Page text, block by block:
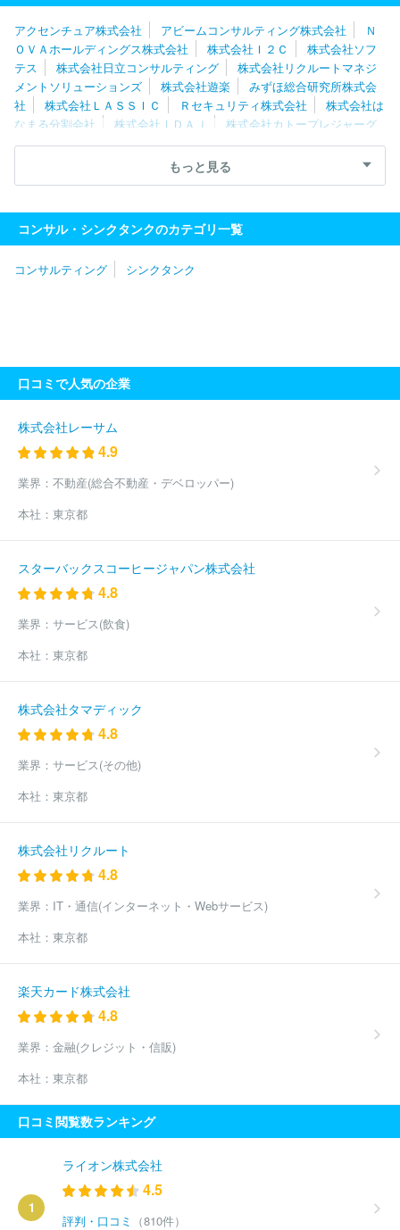
アクセンチュア株式会社 アビームコンサルティング株式会社
Ｎ
ＯＶＡホールディングス株式会社
株式会社Ｉ２Ｃ
株式会社ソフ
テス
株式会社日立コンサルティング
株式会社リクルートマネジ
メントソリューションズ
株式会社遊楽
みずほ総合研究所株式会
社
株式会社ＬＡＳＳＩＣ Ｒセキュリティ株式会社
株式会社は
なまる分割会社
株式会社ＩＤＡＪ
株式会社カトープレジャーグ
ループ
ＲＥＸＴ Ｈｏｌｄｉｎｇｓ株式会社
株式会社日本能率
フロンティア・マネジメント株式会社
山
田コンサルティンググループ株式会社
会
株式会社シップ ＭＥＴＡＴＥＡＭ株式会社
株式会社ブラヴ
ィッシモ
株式会社船井総研サプライチェーンコンサルティング
ング株式会社
ｊ．ｕｎｉｏｎ株式会社
もっと見る
コンサル・シンクタンクのカテゴリ一覧
コンサルティング シンクタンク
口コミで人気の企業
株式会社レーサム
4.9
業界： 不動産(総合不動産・デベロッパー)
本社： 東京都
スターバックスコーヒージャパン株式会社
4.8
業界： サービス(飲食)
本社： 東京都
株式会社タマディック
4.8
業界： サービス(その他)
本社： 東京都
株式会社リクルート
4.8
業界： IT・通信(インターネット・Webサービス)
本社： 東京都
楽天カード株式会社
4.8
業界： 金融(クレジット・信販)
本社： 東京都
口コミ閲覧数ランキング
1
ライオン株式会社
4.5
評判・口コミ
（810件）